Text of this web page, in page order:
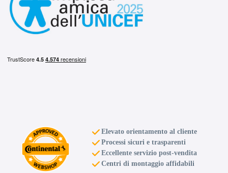
Elevato orientamento al cliente
Processi sicuri e trasparenti
Eccellente servizio post-vendita
Centri di montaggio affidabili